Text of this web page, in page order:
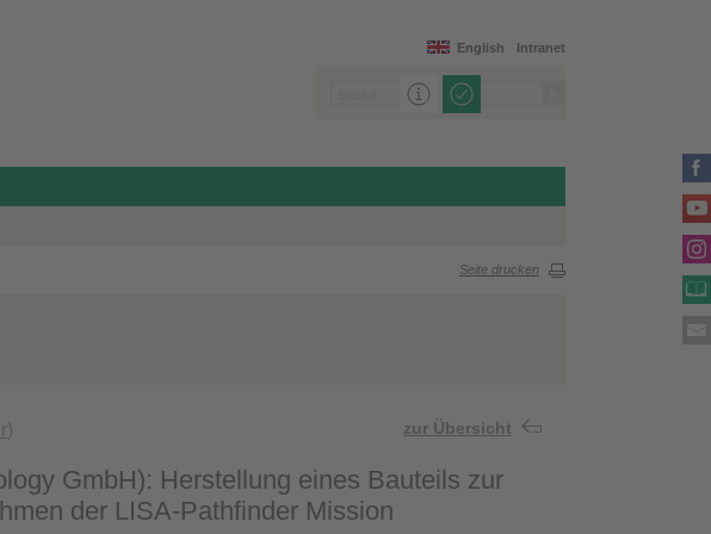
Intranet
English
Seite drucken
) zur Übersicht
GmbH): Herstellung eines Bauteils zur
der LISA-Pathfinder Mission